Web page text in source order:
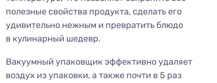
полезные свойства продукта, сделать его
удивительно нежным и превратить блюдо
в кулинарный шедевр.
Вакуумный упаковщик эффективно удаляет
воздух из упаковки, а также почти в 5 раз